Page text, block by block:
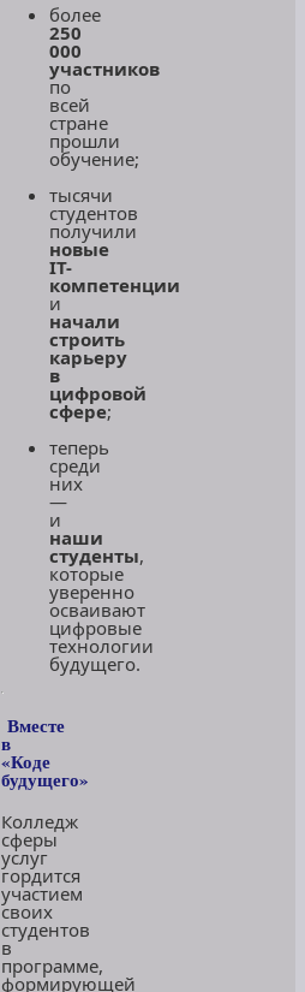
более
250
000
участников
по
всей
стране
прошли
обучение;
тысячи
студентов
получили
новые
IT-
компетенции
и
начали
строить
карьеру
в
цифровой
сфере;
теперь
среди
них
—
и
наши
студенты,
которые
уверенно
осваивают
цифровые
технологии
будущего.
Вместе
в
«Коде
будущего»
Колледж
сферы
услуг
гордится
участием
своих
студентов
в
программе,
формирующей